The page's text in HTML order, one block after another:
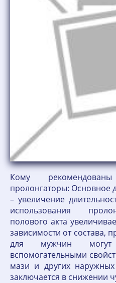
Кому
пролонгаторы: Основное
– увеличение
использования
полового акта
зависимости от состава,
для мужчин могут
вспомогательными
мази и других наружных
заключается в снижении